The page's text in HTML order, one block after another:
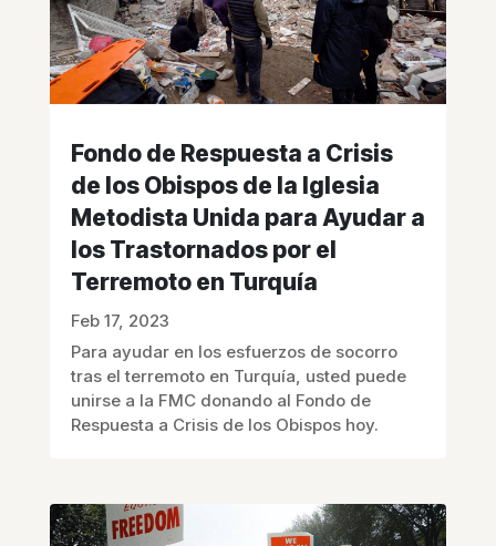
Fondo de Respuesta a Crisis
de los Obispos de la Iglesia
Metodista Unida para Ayudar a
los Trastornados por el
Terremoto en Turquía
Feb 17, 2023
Para ayudar en los esfuerzos de socorro
tras el terremoto en Turquía, usted puede
unirse a la FMC donando al Fondo de
Respuesta a Crisis de los Obispos hoy.